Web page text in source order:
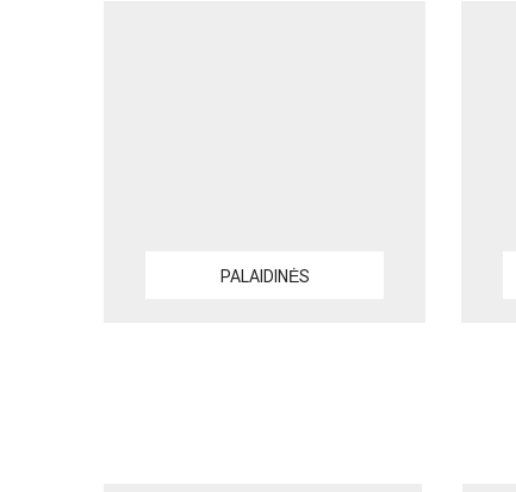
PALAIDINĖS